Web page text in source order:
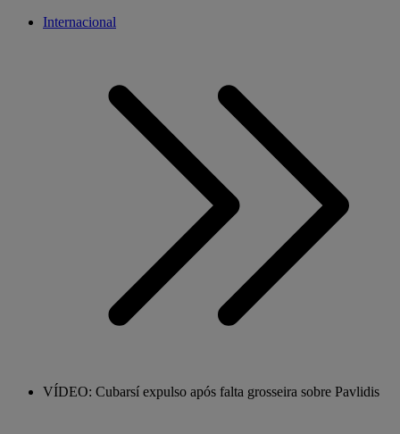
Internacional
VÍDEO: Cubarsí expulso após falta grosseira sobre Pavlidis